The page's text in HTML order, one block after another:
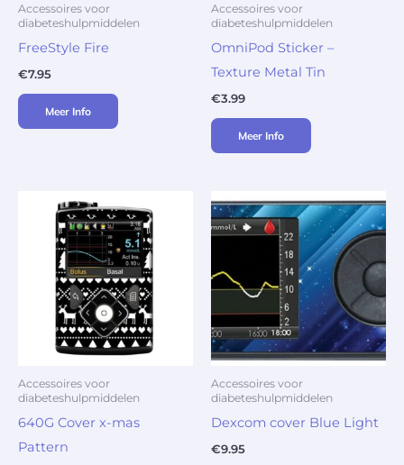
Accessoires voor
diabeteshulpmiddelen
FreeStyle Fire
€7.95
Meer Info
Accessoires voor
diabeteshulpmiddelen
OmniPod Sticker –
Texture Metal Tin
€3.99
Meer Info
Accessoires voor
diabeteshulpmiddelen
640G Cover x-mas
Pattern
Accessoires voor
diabeteshulpmiddelen
Dexcom cover Blue Light
€9.95